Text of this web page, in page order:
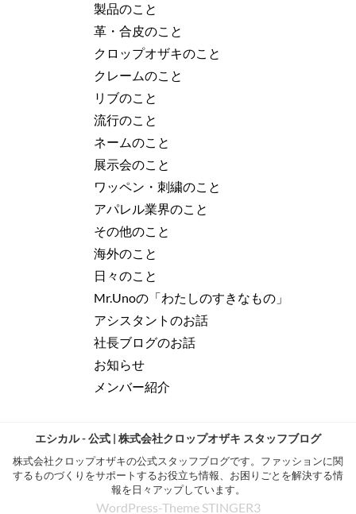
製品のこと
革・合皮のこと
クロップオザキのこと
クレームのこと
リブのこと
流行のこと
ネームのこと
展示会のこと
ワッペン・刺繍のこと
アパレル業界のこと
その他のこと
海外のこと
日々のこと
Mr.Unoの「わたしのすきなもの」
アシスタントのお話
社長ブログのお話
お知らせ
メンバー紹介
エシカル - 公式 | 株式会社クロップオザキ スタッフブログ
株式会社クロップオザキの公式スタッフブログです。ファッションに関
するものづくりをサポートするお役立ち情報、お困りごとを解決する情
報を日々アップしています。
WordPress-Theme STINGER3